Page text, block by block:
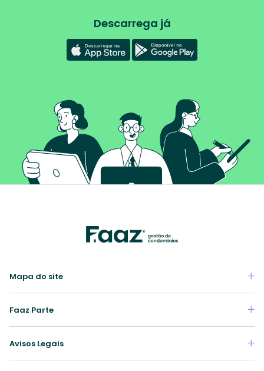
Descarrega já
Mapa do site
Faaz Parte
Avisos Legais